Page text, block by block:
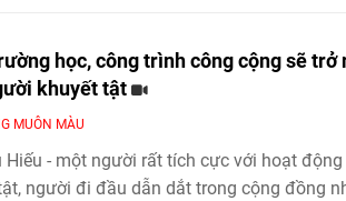
học, công trình công cộng sẽ trở
khuyết tật
MUÔN MÀU
- một người rất tích cực với hoạt động
người đi đầu dẫn dắt trong cộng đồng